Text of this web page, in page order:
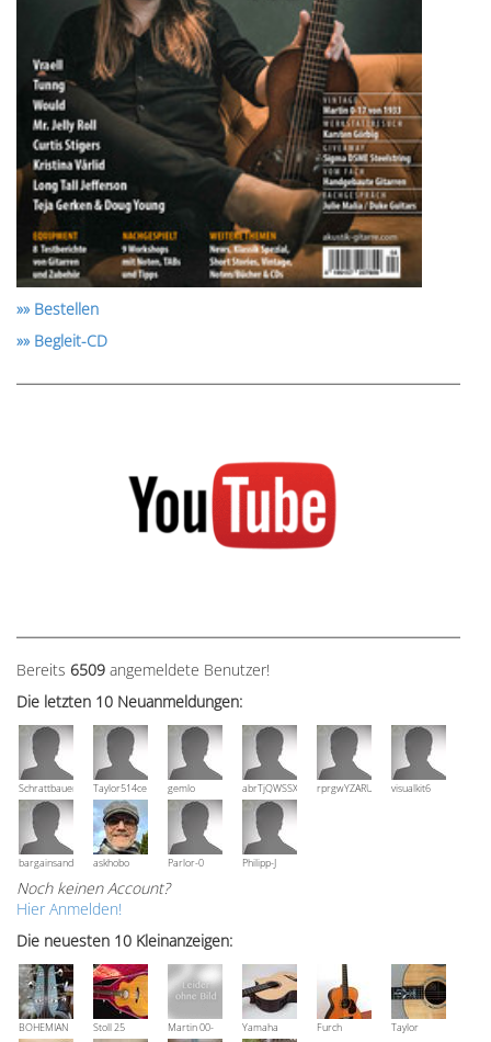
»» Bestellen
»» Begleit-CD
Bereits 6509 angemeldete Benutzer!
Die letzten 10 Neuanmeldungen:
Schrattbauer Taylor514ce gemlo abrTjQWSSXuVznPolErprgwYZARUTZQyCWESpD
visualkit6
bargainsandmoreaskhobo Parlor-0 Philipp-J
Noch keinen Account?
Hier Anmelden!
Die neuesten 10 Kleinanzeigen:
BOHEMIAN
Stoll 25
Martin 00-
Yamaha
Furch
Taylor